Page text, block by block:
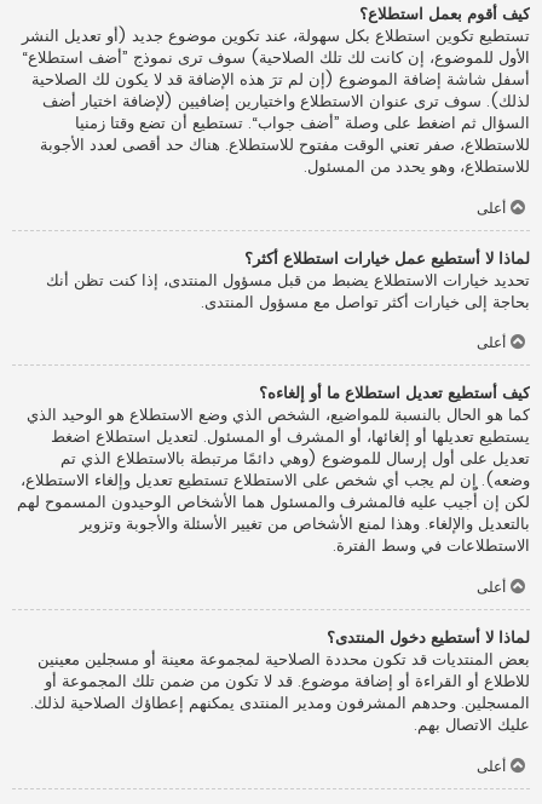
كيف أقوم بعمل استطلاع؟
تستطيع تكوين استطلاع بكل سهولة، عند تكوين موضوع جديد (أو تعديل النشر
الأول للموضوع، إن كانت لك تلك الصلاحية) سوف ترى نموذج ”أضف استطلاع“
أسفل شاشة إضافة الموضوع (إن لم ترَ هذه الإضافة قد لا يكون لك الصلاحية
لذلك). سوف ترى عنوان الاستطلاع واختيارين إضافيين (لإضافة اختيار أضف
السؤال ثم اضغط على وصلة ”أضف جواب“. تستطيع أن تضع وقتا زمنيا
للاستطلاع، صفر تعني الوقت مفتوح للاستطلاع. هناك حد أقصى لعدد الأجوبة
للاستطلاع، وهو يحدد من المسئول.
أعلى
لماذا لا أستطيع عمل خيارات استطلاع أكثر؟
تحديد خيارات الاستطلاع يضبط من قبل مسؤول المنتدى، إذا كنت تظن أنك
بحاجة إلى خيارات أكثر تواصل مع مسؤول المنتدى.
أعلى
كيف أستطيع تعديل استطلاع ما أو إلغاءه؟
كما هو الحال بالنسبة للمواضيع، الشخص الذي وضع الاستطلاع هو الوحيد الذي
يستطيع تعديلها أو إلغائها، أو المشرف أو المسئول. لتعديل استطلاع اضغط
تعديل على أول إرسال للموضوع (وهي دائمًا مرتبطة بالاستطلاع الذي تم
وضعه). إن لم يجب أي شخص على الاستطلاع تستطيع تعديل وإلغاء الاستطلاع،
لكن إن أُجيب عليه فالمشرف والمسئول هما الأشخاص الوحيدون المسموح لهم
بالتعديل والإلغاء. وهذا لمنع الأشخاص من تغيير الأسئلة والأجوبة وتزوير
الاستطلاعات في وسط الفترة.
أعلى
لماذا لا أستطيع دخول المنتدى؟
بعض المنتديات قد تكون محددة الصلاحية لمجموعة معينة أو مسجلين معينين
للاطلاع أو القراءة أو إضافة موضوع. قد لا تكون من ضمن تلك المجموعة أو
المسجلين. وحدهم المشرفون ومدير المنتدى يمكنهم إعطاؤك الصلاحية لذلك.
عليك الاتصال بهم.
أعلى